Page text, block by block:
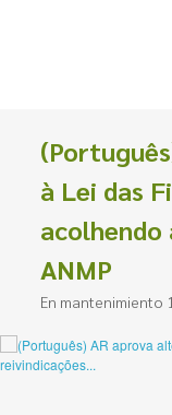
Buscar
à Lei das
acolhendo
ANMP
En mantenimiento